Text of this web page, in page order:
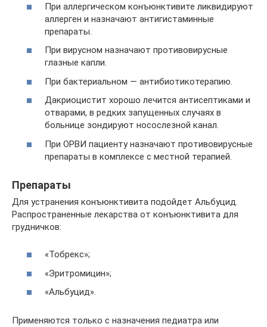
При аллергическом конъюнктивите ликвидируют
аллерген и назначают антигистаминные
препараты.
При вирусном назначают противовирусные
глазные капли.
При бактериальном — антибиотикотерапию.
Дакриоцистит хорошо лечится антисептиками и
отварами, в редких запущенных случаях в
больнице зондируют носослезной канал.
При ОРВИ пациенту назначают противовирусные
препараты в комплексе с местной терапией.
Препараты
Для устранения конъюнктивита подойдет Альбуцид.
Распространенные лекарства от конъюнктивита для
грудничков:
«Тобрекс»;
«Эритромицин»;
«Альбуцид».
Применяются только с назначения педиатра или